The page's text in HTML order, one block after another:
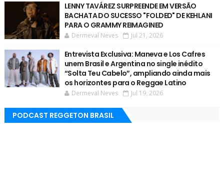
LENNY TAVÁREZ SURPREENDE EM VERSÃO
BACHATA DO SUCESSO "FOLDED" DE KEHLANI
PARA O GRAMMY REIMAGINED
Dermeval Neves Jul 21, 2026
Entrevista Exclusiva: Maneva e Los Cafres
unem Brasil e Argentina no single inédito
“Solta Teu Cabelo”, ampliando ainda mais
os horizontes para o Reggae Latino
Dermeval Neves Jul 19, 2026
PODCAST REGGETON BRASIL